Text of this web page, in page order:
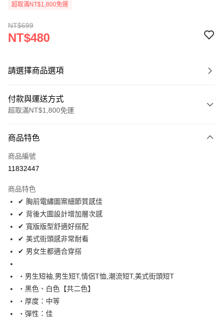
超取滿NT$1,800免運
NT$699
NT$480
請選擇商品選項
付款與運送方式
超取滿NT$1,800免運
信用卡一次付款
超商取貨付款
Apple Pay
街口支付
悠遊付
Google Pay
AFTEE先享後付
相關說明
【關於「AFTEE先享後付」】
AFTEE先享後付是「在收到商品之後才付款」的支付方式。 讓您購物簡單
便利好安心！
ATM付款
商品特色
商品編號
11832447
商品特色
✔ 胸前電繡圖案細節質感佳
✔ 背後大圖設計增加層次感
✔ 寬版版型舒適好搭配
✔ 美式街頭感非常耐看
✔ 男女生都適合穿搭
‧男生短袖,男生短T,情侶T恤,潮流短T,美式街頭短T
‧黑色、白色【共二色】
‧厚度：中等
‧彈性：佳